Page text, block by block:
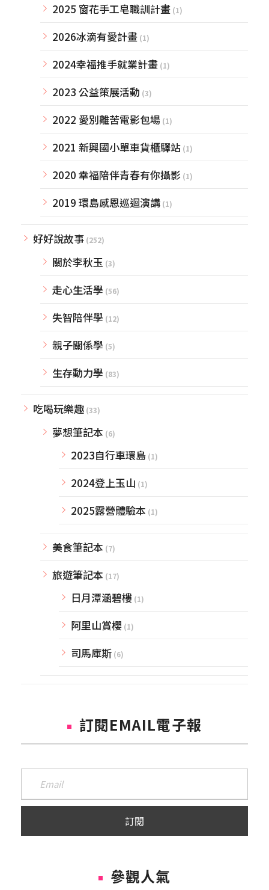
2025 窗花手工皂職訓計畫 (1)
2026冰滴有愛計畫 (1)
2024幸福推手就業計畫 (1)
2023 公益策展活動 (3)
2022 愛別離苦電影包場 (1)
2021 新興國小單車貨櫃驛站 (1)
2020 幸福陪伴青春有你攝影 (1)
2019 環島感恩巡迴演講 (1)
好好說故事 (252)
關於李秋玉 (3)
走心生活學 (56)
失智陪伴學 (12)
親子關係學 (5)
生存動力學 (83)
吃喝玩樂趣 (33)
夢想筆記本 (6)
2023自行車環島 (1)
2024登上玉山 (1)
2025露營體驗本 (1)
美食筆記本 (7)
旅遊筆記本 (17)
日月潭涵碧樓 (1)
阿里山賞櫻 (1)
司馬庫斯 (6)
訂閱EMAIL電子報
參觀人氣